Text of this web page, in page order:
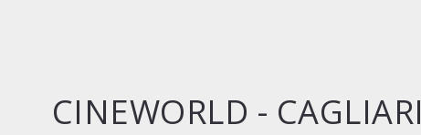
CINEWORLD - CAGLIARI